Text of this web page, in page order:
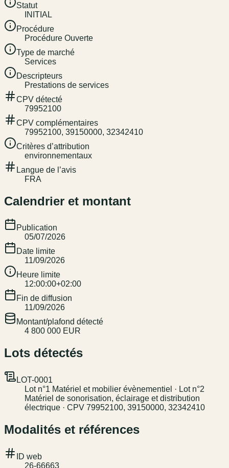
Statut
INITIAL
Procédure
Procédure Ouverte
Type de marché
Services
Descripteurs
Prestations de services
CPV détecté
79952100
CPV complémentaires
79952100, 39150000, 32342410
Critères d’attribution
environnementaux
Langue de l’avis
FRA
Calendrier et montant
Publication
05/07/2026
Date limite
11/09/2026
Heure limite
12:00:00+02:00
Fin de diffusion
11/09/2026
Montant/plafond détecté
4 800 000 EUR
Lots détectés
LOT-0001
Lot n°1 Matériel et mobilier évènementiel · Lot n°2
Matériel de sonorisation, éclairage et distribution
électrique · CPV 79952100, 39150000, 32342410
Modalités et références
ID web
26-66663